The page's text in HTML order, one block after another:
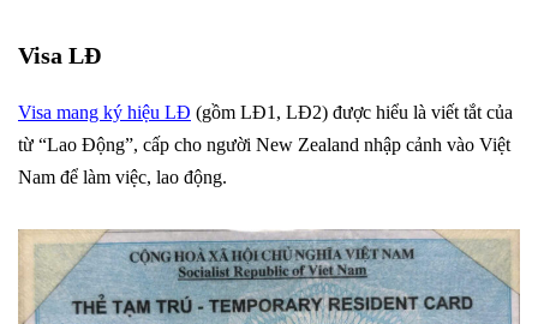
Visa LĐ
Visa mang ký hiệu LĐ (gồm LĐ1, LĐ2) được hiểu là viết tắt của
từ “Lao Động”, cấp cho người New Zealand nhập cảnh vào Việt
Nam để làm việc, lao động.